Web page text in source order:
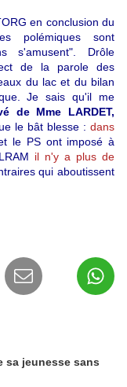
en conclusion du
polémiques sont
s'amusent". Drôle
de la parole des
du lac et du bilan
Je sais qu'il me
de Mme LARDET,
le bât blesse : dans
le PS ont imposé à
il n'y a plus de
qui aboutissent
sa jeunesse sans